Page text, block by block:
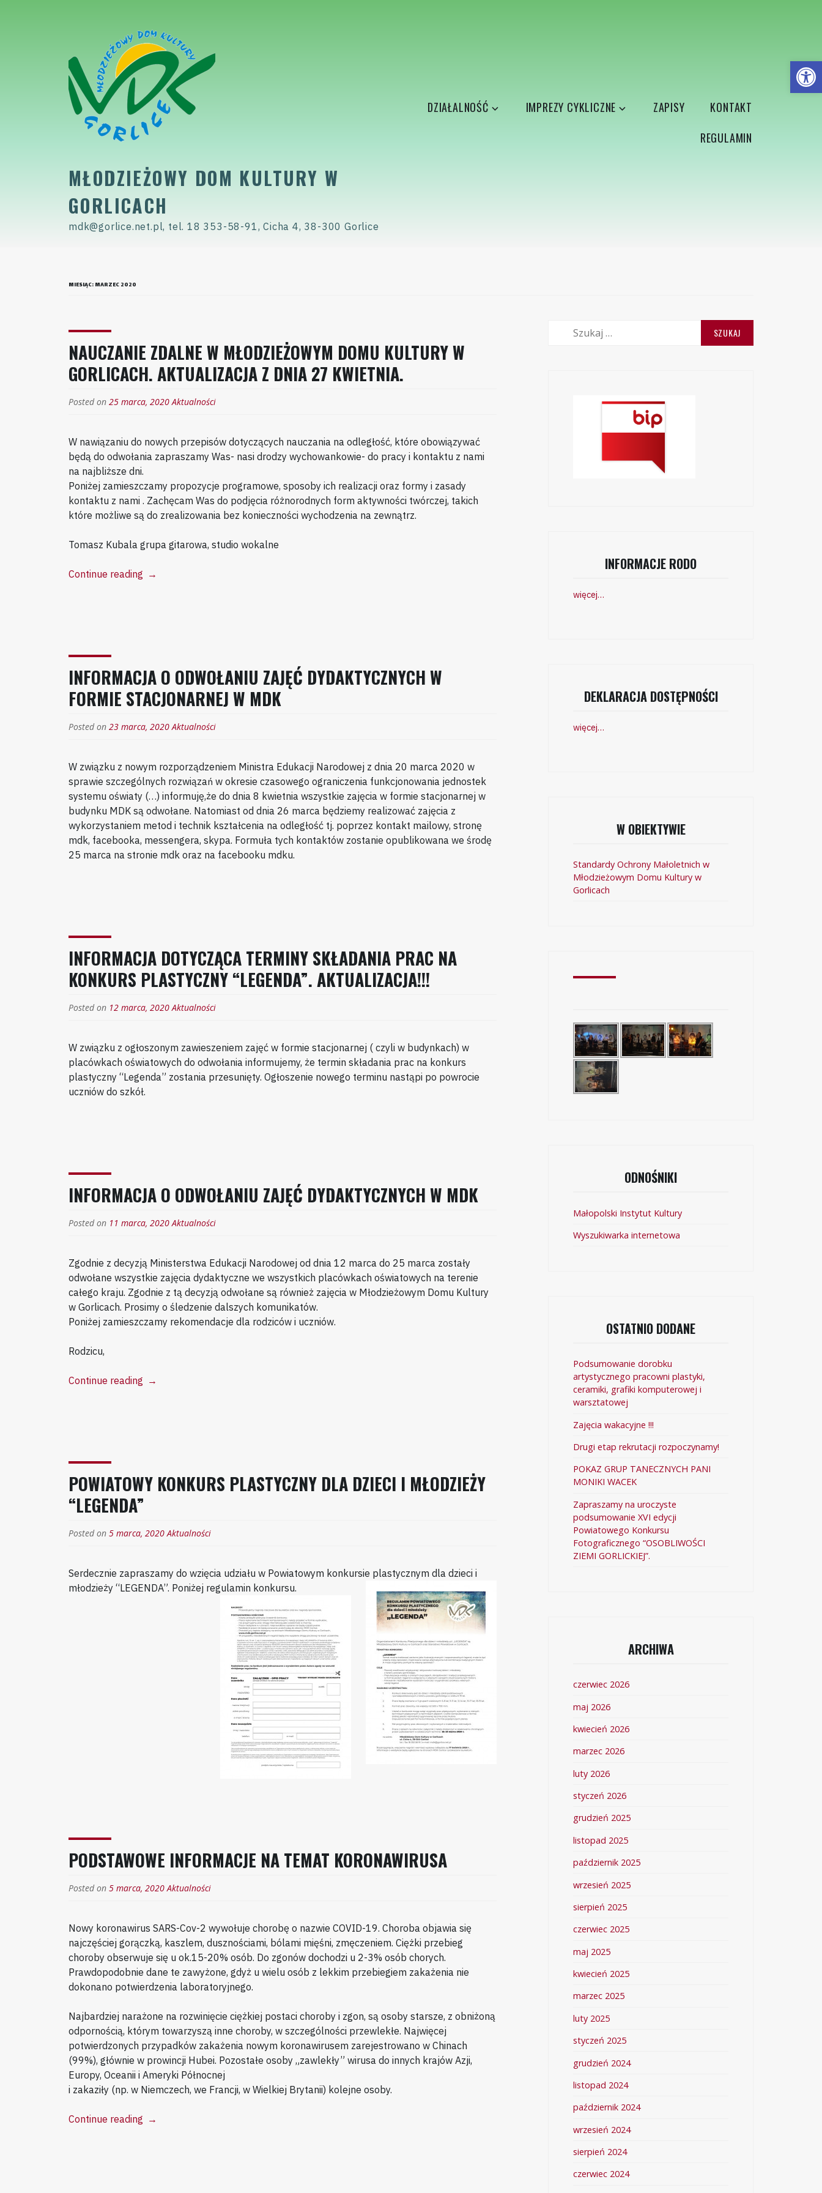
MŁODZIEŻOWY DOM KULTURY W
GORLICACH
mdk@gorlice.net.pl, tel. 18 353-58-91, Cicha 4, 38-300 Gorlice
DZIAŁALNOŚĆ IMPREZY CYKLICZNE ZAPISY
KONTAKT
REGULAMIN
MIESIĄC:MARZEC 2020
NAUCZANIE ZDALNE W MŁODZIEŻOWYM DOMU KULTURY W
GORLICACH. AKTUALIZACJA Z DNIA 27 KWIETNIA.
Posted on 25 marca, 2020 Aktualności
W nawiązaniu do nowych przepisów dotyczących nauczania na odległość, które obowiązywać
będą do odwołania zapraszamy Was- nasi drodzy wychowankowie- do pracy i kontaktu z nami
na najbliższe dni.
Poniżej zamieszczamy propozycje programowe, sposoby ich realizacji oraz formy i zasady
kontaktu z nami . Zachęcam Was do podjęcia różnorodnych form aktywności twórczej, takich
które możliwe są do zrealizowania bez konieczności wychodzenia na zewnątrz.
Tomasz Kubala grupa gitarowa, studio wokalne
Continue reading “Nauczanie
Gorlicach.
Aktualizacja
z
27
→
INFORMACJA O ODWOŁANIU ZAJĘĆ DYDAKTYCZNYCH W
FORMIE STACJONARNEJ W MDK
Posted on 23 marca, 2020 Aktualności
W związku z nowym rozporządzeniem Ministra Edukacji Narodowej z dnia 20 marca 2020 w
sprawie szczególnych rozwiązań w okresie czasowego ograniczenia funkcjonowania jednostek
systemu oświaty (…) informuję,że do dnia 8 kwietnia wszystkie zajęcia w formie stacjonarnej w
budynku MDK są odwołane. Natomiast od dnia 26 marca będziemy realizować zajęcia z
wykorzystaniem metod i technik kształcenia na odległość tj. poprzez kontakt mailowy, stronę
mdk, facebooka, messengera, skypa. Formuła tych kontaktów zostanie opublikowana we środę
25 marca na stronie mdk oraz na facebooku mdku.
INFORMACJA DOTYCZĄCA TERMINY SKŁADANIA PRAC NA
KONKURS PLASTYCZNY “LEGENDA”. AKTUALIZACJA!!!
Posted on 12 marca, 2020 Aktualności
W związku z ogłoszonym zawieszeniem zajęć w formie stacjonarnej ( czyli w budynkach) w
placówkach oświatowych do odwołania informujemy, że termin składania prac na konkurs
plastyczny “Legenda” zostania przesunięty. Ogłoszenie nowego terminu nastąpi po powrocie
uczniów do szkół.
INFORMACJA O ODWOŁANIU ZAJĘĆ DYDAKTYCZNYCH W MDK
Posted on 11 marca, 2020 Aktualności
Zgodnie z decyzją Ministerstwa Edukacji Narodowej od dnia 12 marca do 25 marca zostały
odwołane wszystkie zajęcia dydaktyczne we wszystkich placówkach oświatowych na terenie
całego kraju. Zgodnie z tą decyzją odwołane są również zajęcia w Młodzieżowym Domu Kultury
w Gorlicach. Prosimy o śledzenie dalszych komunikatów.
Poniżej zamieszczamy rekomendacje dla rodziców i uczniów.
Rodzicu,
Continue reading “Informacja
→
POWIATOWY KONKURS PLASTYCZNY DLA DZIECI I MŁODZIEŻY
“LEGENDA”
Posted on 5 marca, 2020 Aktualności
Serdecznie zapraszamy do wzięcia udziału w Powiatowym konkursie plastycznym dla dzieci i
młodzieży “LEGENDA”. Poniżej regulamin konkursu.
PODSTAWOWE INFORMACJE NA TEMAT KORONAWIRUSA
Posted on 5 marca, 2020 Aktualności
Nowy koronawirus SARS-Cov-2 wywołuje chorobę o nazwie COVID-19. Choroba objawia się
najczęściej gorączką, kaszlem, dusznościami, bólami mięśni, zmęczeniem. Ciężki przebieg
choroby obserwuje się u ok.15-20% osób. Do zgonów dochodzi u 2-3% osób chorych.
Prawdopodobnie dane te zawyżone, gdyż u wielu osób z lekkim przebiegiem zakażenia nie
dokonano potwierdzenia laboratoryjnego.
Najbardziej narażone na rozwinięcie ciężkiej postaci choroby i zgon, są osoby starsze, z obniżoną
odpornością, którym towarzyszą inne choroby, w szczególności przewlekłe. Najwięcej
potwierdzonych przypadków zakażenia nowym koronawirusem zarejestrowano w Chinach
(99%), głównie w prowincji Hubei. Pozostałe osoby „zawlekły” wirusa do innych krajów Azji,
Europy, Oceanii i Ameryki Północnej
i zakaziły (np. w Niemczech, we Francji, w Wielkiej Brytanii) kolejne osoby.
Continue reading “Podstawowe
→
INFORMACJE RODO
więcej…
DEKLARACJA DOSTĘPNOŚCI
więcej…
W OBIEKTYWIE
Standardy Ochrony Małoletnich w
Młodzieżowym Domu Kultury w
Gorlicach
ODNOŚNIKI
Małopolski Instytut Kultury
Wyszukiwarka internetowa
OSTATNIO DODANE
Podsumowanie dorobku
artystycznego pracowni plastyki,
ceramiki, grafiki komputerowej i
warsztatowej
Zajęcia wakacyjne !!!
Drugi etap rekrutacji rozpoczynamy!
POKAZ GRUP TANECZNYCH PANI
MONIKI WACEK
Zapraszamy na uroczyste
podsumowanie XVI edycji
Powiatowego Konkursu
Fotograficznego “OSOBLIWOŚCI
ZIEMI GORLICKIEJ”.
ARCHIWA
czerwiec 2026
maj 2026
kwiecień 2026
marzec 2026
luty 2026
styczeń 2026
grudzień 2025
listopad 2025
październik 2025
wrzesień 2025
sierpień 2025
czerwiec 2025
maj 2025
kwiecień 2025
marzec 2025
luty 2025
styczeń 2025
grudzień 2024
listopad 2024
październik 2024
wrzesień 2024
sierpień 2024
czerwiec 2024